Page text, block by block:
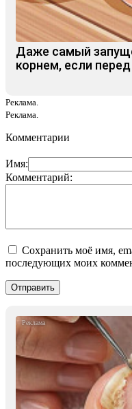
Даже самый
корнем, если
Реклама.
Реклама.
Комментарии
Имя:
Комментарий:
Сохранить моё имя,
последующих моих